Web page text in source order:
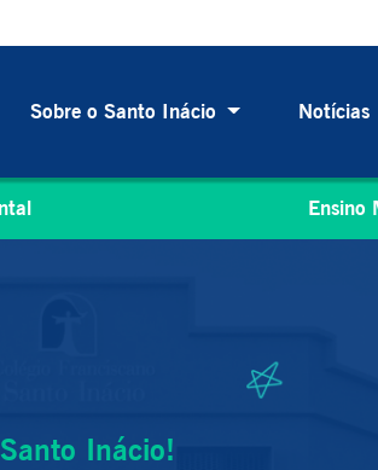
Sobre o Santo Inácio Notícias
Ensino
Inácio!